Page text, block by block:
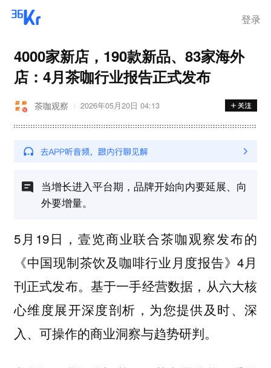
登录
4000家新店，190款新品、83家海外
店：4月茶咖行业报告正式发布
茶咖观察 2026年05月20日 04:13
当增长进入平台期，品牌开始向内要延展、向
外要增量。
5月19日，壹览商业联合茶咖观察发布的
《中国现制茶饮及咖啡行业月度报告》4月
刊正式发布。基于一手经营数据，从六大核
心维度展开深度剖析，为您提供及时、深
入、可操作的商业洞察与趋势研判。